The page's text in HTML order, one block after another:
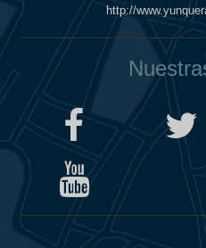
http://